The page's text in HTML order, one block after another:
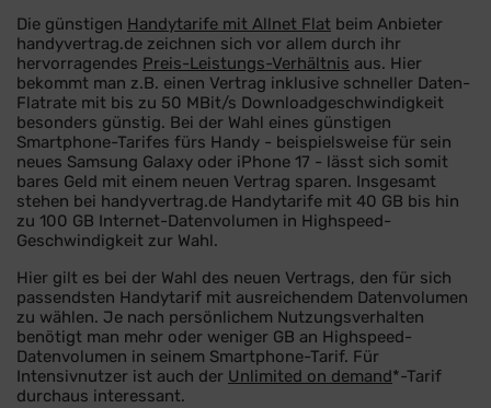
Die günstigen Handytarife mit Allnet Flat beim Anbieter
handyvertrag.de zeichnen sich vor allem durch ihr
hervorragendes Preis-Leistungs-Verhältnis aus. Hier
bekommt man z.B. einen Vertrag inklusive schneller Daten-
Flatrate mit bis zu 50 MBit/s Downloadgeschwindigkeit
besonders günstig. Bei der Wahl eines günstigen
Smartphone-Tarifes fürs Handy - beispielsweise für sein
neues Samsung Galaxy oder iPhone 17 - lässt sich somit
bares Geld mit einem neuen Vertrag sparen. Insgesamt
stehen bei handyvertrag.de Handytarife mit 40 GB bis hin
zu 100 GB Internet-Datenvolumen in Highspeed-
Geschwindigkeit zur Wahl.
Hier gilt es bei der Wahl des neuen Vertrags, den für sich
passendsten Handytarif mit ausreichendem Datenvolumen
zu wählen. Je nach persönlichem Nutzungsverhalten
benötigt man mehr oder weniger GB an Highspeed-
Datenvolumen in seinem Smartphone-Tarif. Für
Intensivnutzer ist auch der Unlimited on demand*-Tarif
durchaus interessant.